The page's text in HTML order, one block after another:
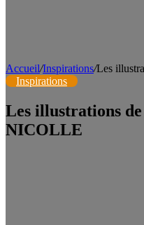
Accueil/Inspirations/Les
Inspirations
Les illustrations
NICOLLE